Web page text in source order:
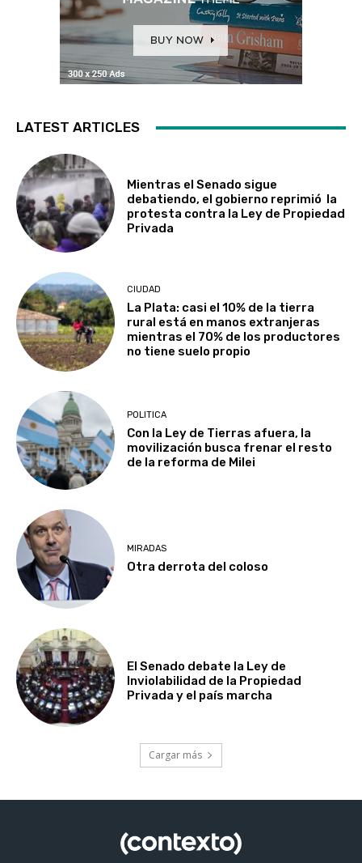
LATEST ARTICLES
Mientras el Senado sigue
debatiendo, el gobierno reprimió la
protesta contra la Ley de Propiedad
Privada
CIUDAD
La Plata: casi el 10% de la tierra
rural está en manos extranjeras
mientras el 70% de los productores
no tiene suelo propio
POLITICA
Con la Ley de Tierras afuera, la
movilización busca frenar el resto
de la reforma de Milei
MIRADAS
Otra derrota del coloso
El Senado debate la Ley de
Inviolabilidad de la Propiedad
Privada y el país marcha
Cargar más